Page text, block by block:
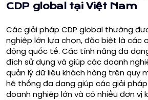
CDP global tại Việt Nam
Các giải pháp CDP global thường
nghiệp lớn lựa chọn, đặc biệt là các
động quốc tế. Các tính năng đa
đích sử dụng và giúp các doanh
quản lý dữ liệu khách hàng trên quy
hệ thống đa dạng giúp các giải
doanh nghiệp lớn và có nhiều đơn vị